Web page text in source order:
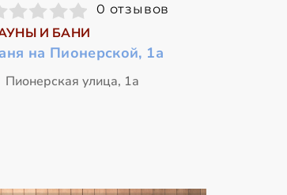
0 отзывов
И БАНИ
на Пионерской, 1а
Пионерская улица, 1а